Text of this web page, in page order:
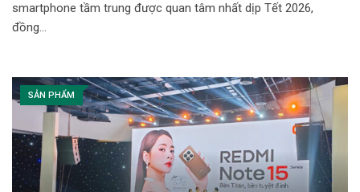
smartphone tầm trung được quan tâm nhất dịp Tết 2026,
đồng…
SẢN PHẨM